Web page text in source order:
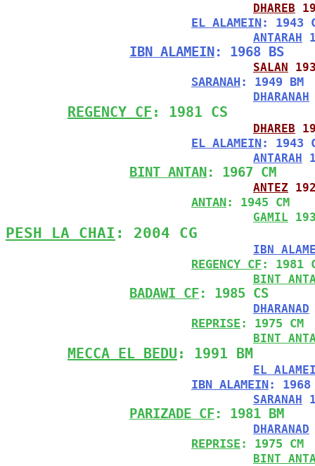
DHAREB
EL ALAMEIN: 1943
ANTARAH
IBN ALAMEIN: 1968 BS
SALAN
SARANAH : 1949 BM
DHARANAH
REGENCY CF : 1981 CS
DHAREB
EL ALAMEIN: 1943
ANTARAH
BINT ANTAN: 1967 CM
ANTEZ
ANTAN: 1945 CM
GAMIL
PESH LA CHAI : 2004 CG
IBN
REGENCY CF: 1981
BINT
BADAWI CF: 1985 CS
DHARANAD
REPRISE : 1975 CM
BINT
MECCA EL BEDU : 1991 BM
EL
IBN ALAMEIN: 1968
SARANAH
PARIZADE CF: 1981 BM
DHARANAD
REPRISE : 1975 CM
BINT